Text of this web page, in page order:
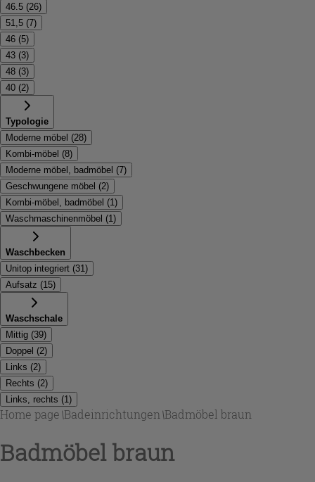
46.5 (26)
51,5 (7)
46 (5)
43 (3)
48 (3)
40 (2)
Typologie
Moderne möbel (28)
Kombi-möbel (8)
Moderne möbel, badmöbel (7)
Geschwungene möbel (2)
Kombi-möbel, badmöbel (1)
Waschmaschinenmöbel (1)
Waschbecken
Unitop integriert (31)
Aufsatz (15)
Waschschale
Mittig (39)
Doppel (2)
Links (2)
Rechts (2)
Links, rechts (1)
Home page\Badeinrichtungen \Badmöbel braun
Badmöbel braun